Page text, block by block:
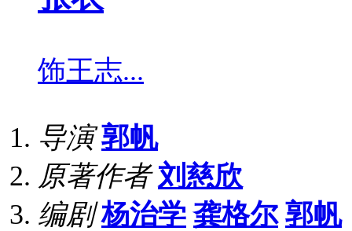
饰王志...
导演 郭帆
原著作者 刘慈欣
编剧 杨治学 龚格尔 郭帆